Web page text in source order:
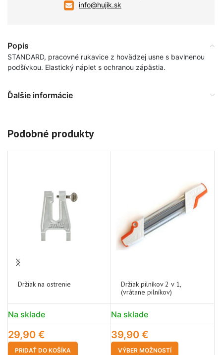
info@hujik.sk
Popis
STANDARD, pracovné rukavice z hovädzej usne s bavlnenou
podšívkou. Elastický náplet s ochranou zápästia.
Ďalšie informácie
Podobné produkty
Držiak na ostrenie
Na sklade
29,90 €
PRIDAŤ DO KOŠÍKA
Držiak pilníkov 2 v 1,
(vrátane pilníkov)
Na sklade
39,90 €
VÝBER MOŽNOSTÍ